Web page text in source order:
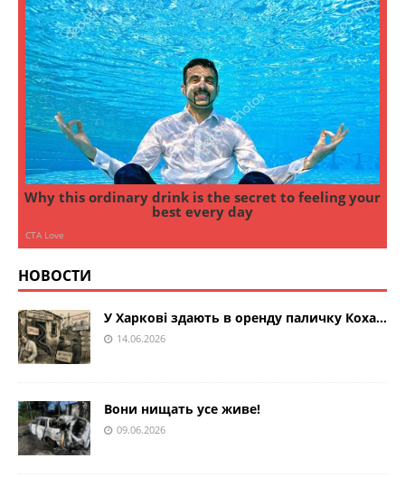
НОВОСТИ
У Харкові здають в оренду паличку Коха…
14.06.2026
Вони нищать усе живе!
09.06.2026